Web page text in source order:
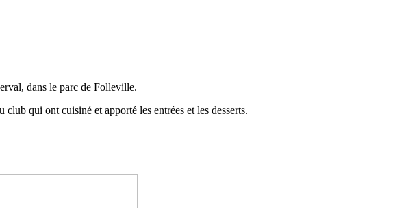
dans le parc de Folleville.
qui ont cuisiné et apporté les entrées et les desserts.